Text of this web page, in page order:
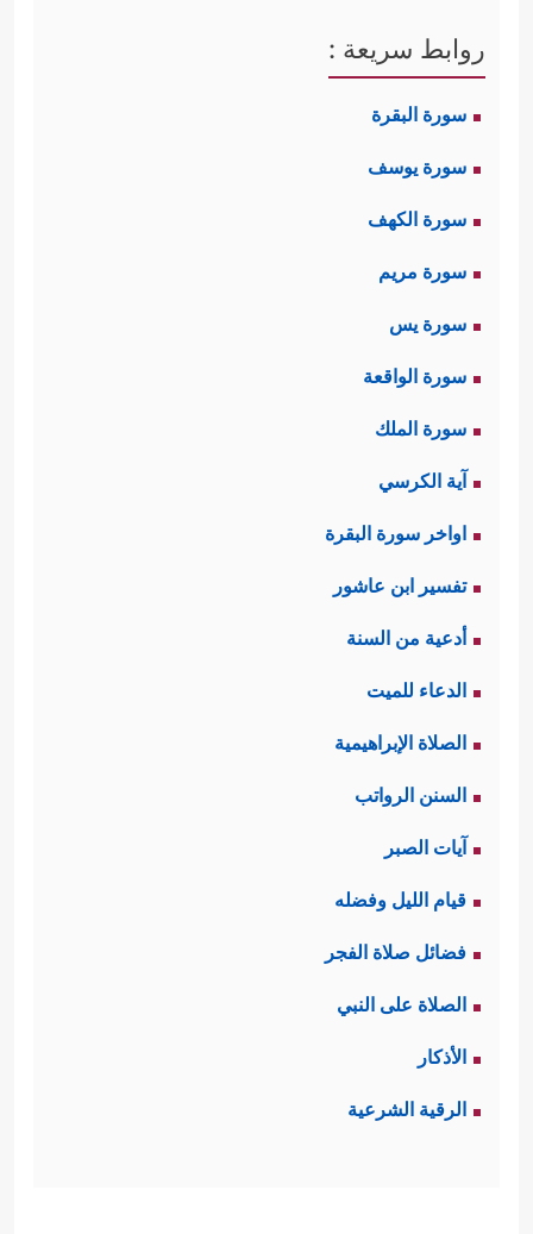
روابط سريعة :
سورة البقرة
سورة يوسف
سورة الكهف
سورة مريم
سورة يس
سورة الواقعة
سورة الملك
آية الكرسي
اواخر سورة البقرة
تفسير ابن عاشور
أدعية من السنة
الدعاء للميت
الصلاة الإبراهيمية
السنن الرواتب
آيات الصبر
قيام الليل وفضله
فضائل صلاة الفجر
الصلاة على النبي
الأذكار
الرقية الشرعية